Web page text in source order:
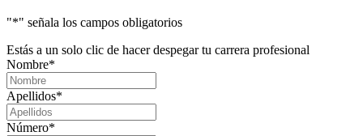
"*" señala los campos obligatorios
Estás a un solo clic de hacer despegar tu carrera profesional
Nombre*
Apellidos*
Número*